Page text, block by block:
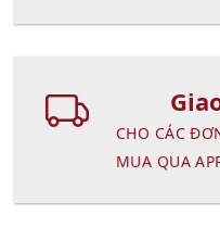
CHO CÁC
MUA QUA